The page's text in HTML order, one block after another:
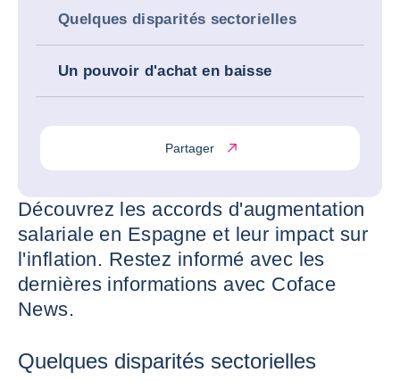
Quelques disparités sectorielles
Un pouvoir d'achat en baisse
Partager
Découvrez les accords d'augmentation
salariale en Espagne et leur impact sur
l'inflation. Restez informé avec les
dernières informations avec Coface
News.
Quelques disparités sectorielles